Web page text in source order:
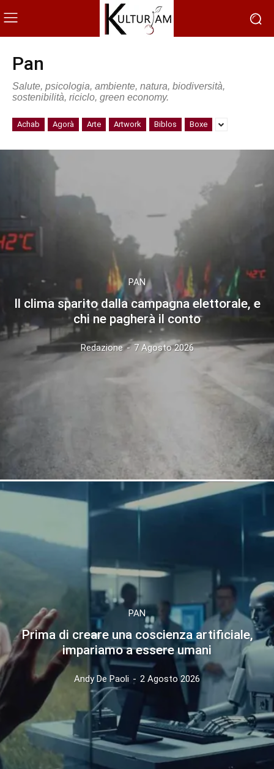
Pan
Salute, psicologia, ambiente, natura, biodiversità,
sostenibilità, riciclo, green economy.
Achab Agorà Arte Artwork Biblos Boxe
PAN
Il clima sparito dalla campagna elettorale, e
chi ne pagherà il conto
Redazione - 7 Agosto 2026
PAN
Prima di creare una coscienza artificiale,
impariamo a essere umani
Andy De Paoli - 2 Agosto 2026